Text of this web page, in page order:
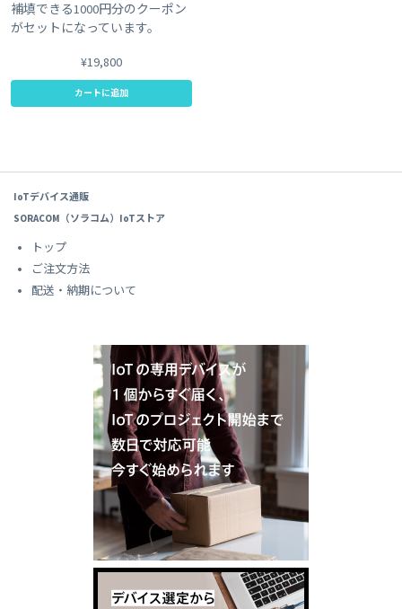
補填できる1000円分のクーポン
がセットになっています。
¥19,800
カートに追加
IoTデバイス通販
SORACOM（ソラコム）IoTストア
トップ
ご注文方法
配送・納期について